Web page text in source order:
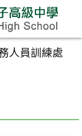
人員訓練處